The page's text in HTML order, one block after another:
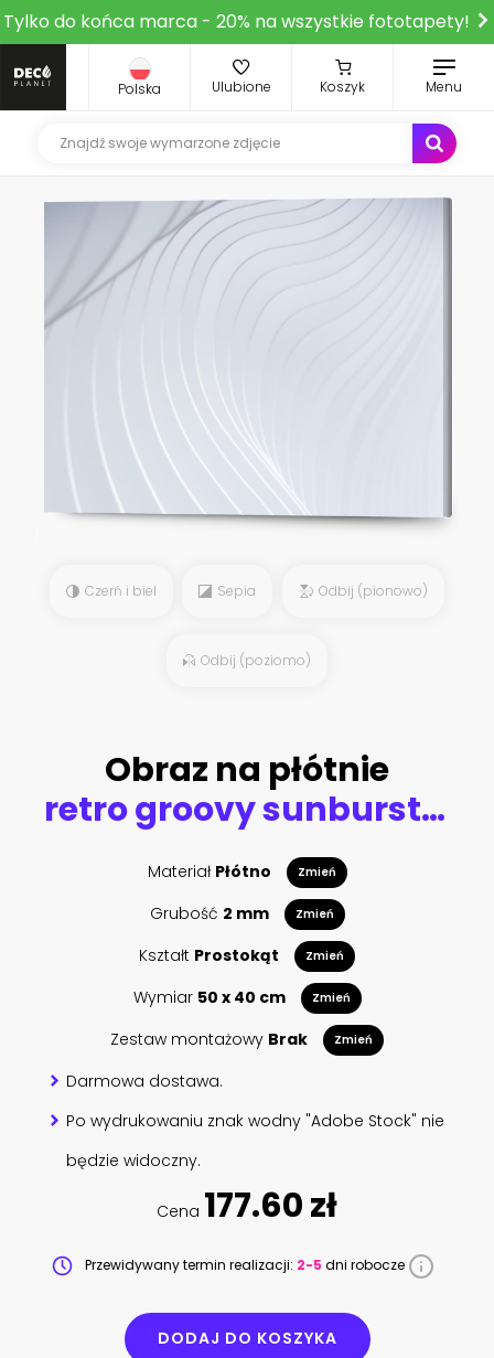
Tylko do końca marca - 20% na wszystkie fototapety!
Polska Ulubione Koszyk Menu
Czerń i biel Sepia Odbij (pionowo)
Odbij (poziomo)
Obraz na płótnie
retro groovy sunburst background pattern in 60s hippy style grunge textured vintage color palette of blue orange red beige and brown in spiral or swirled radial striped starburst vector design
Materiał Płótno Zmień
Grubość 2 mm Zmień
Kształt Prostokąt Zmień
Wymiar 50 x 40 cm Zmień
Zestaw montażowy Brak Zmień
Darmowa dostawa.
Po wydrukowaniu znak wodny "Adobe Stock" nie
będzie widoczny.
Cena 177.60 zł
Przewidywany termin realizacji: 2-5 dni robocze
DODAJ DO KOSZYKA